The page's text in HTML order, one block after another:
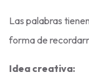
Las palabras
forma de
Idea creativa: